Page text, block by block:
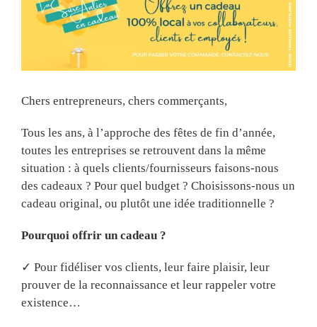
Image
Chers entrepreneurs, chers commerçants,
Tous les ans, à l’approche des fêtes de fin d’année,
toutes les entreprises se retrouvent dans la même
situation : à quels clients/fournisseurs faisons-nous
des cadeaux ? Pour quel budget ? Choisissons-nous un
cadeau original, ou plutôt une idée traditionnelle ?
Pourquoi offrir un cadeau ?
✓ Pour fidéliser vos clients, leur faire plaisir, leur
prouver de la reconnaissance et leur rappeler votre
existence…